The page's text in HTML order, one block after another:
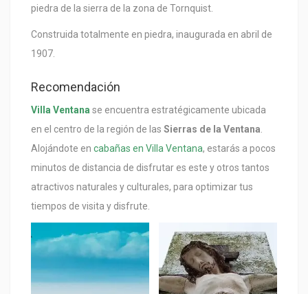
piedra de la sierra de la zona de Tornquist.
Construida totalmente en piedra, inaugurada en abril de
1907.
Recomendación
Villa Ventana se encuentra estratégicamente ubicada
en el centro de la región de las Sierras de la Ventana
Alojándote en cabañas en Villa Ventana, estarás a pocos
minutos de distancia de disfrutar es este y otros tantos
atractivos naturales y culturales, para optimizar tus
tiempos de visita y disfrute.